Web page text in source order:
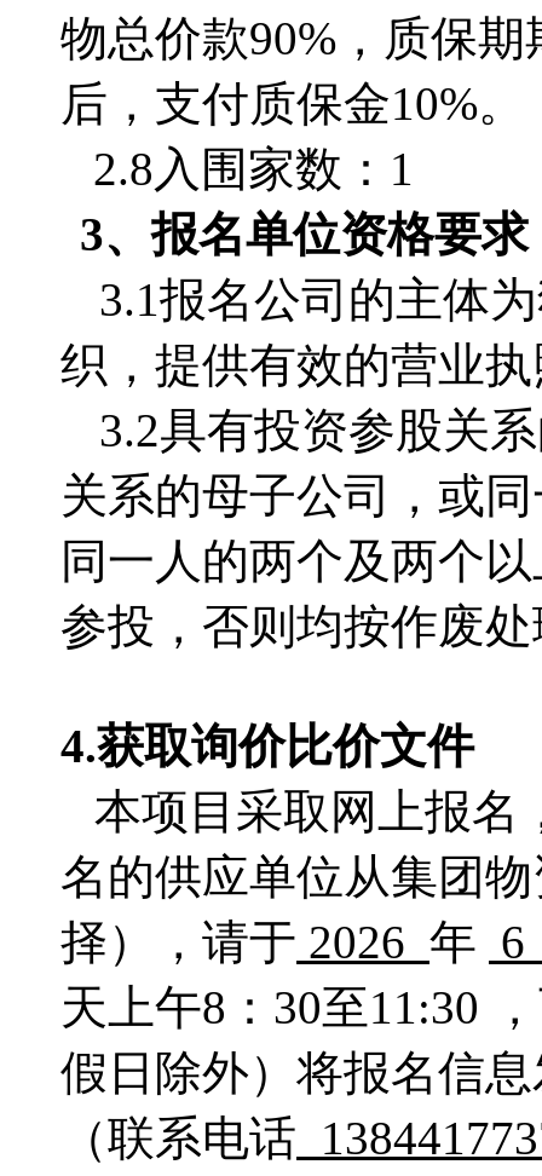
物总价款90%，质保
后，支付质保金10%。
2.8入围家数：1
3、报名单位资格要求
3.1报名公司的主体
织，提供有效的营业
3.2具有投资参股关
关系的母子公司，或
同一人的两个及两个
参投，否则均按作废
4.获取询价比价文件
本项目采取网上报名
名的供应单位从集团
择），请于 2026 年
天上午8： 30至11:30
假日除外）将报名信
（联系电话